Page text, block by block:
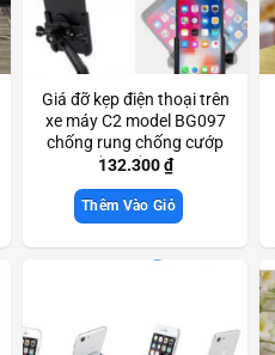
Giá đỡ kẹp điện thoại trên
xe máy C2 model BG097
chống rung chống cướp
cực chắc chắn Scd3357
132.300₫
Thêm Vào Giỏ